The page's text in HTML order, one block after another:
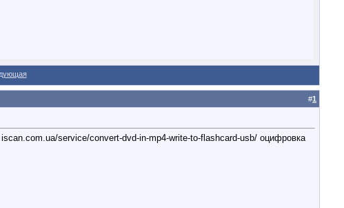
#1
service/convert-dvd-in-mp4-write-to-flashcard-usb/ оцифровка